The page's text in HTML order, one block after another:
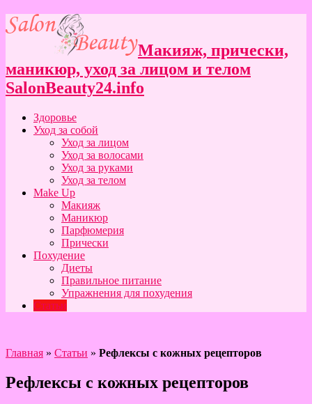
Макияж, прически,
маникюр, уход за лицом и телом
SalonBeauty24.info
Здоровье
Уход за собой
Уход за лицом
Уход за волосами
Уход за руками
Уход за телом
Make Up
Макияж
Маникюр
Парфюмерия
Прически
Похудение
Диеты
Правильное питание
Упражнения для похудения
Статьи
Главная » Статьи » Рефлексы с кожных рецепторов
Рефлексы с кожных рецепторов